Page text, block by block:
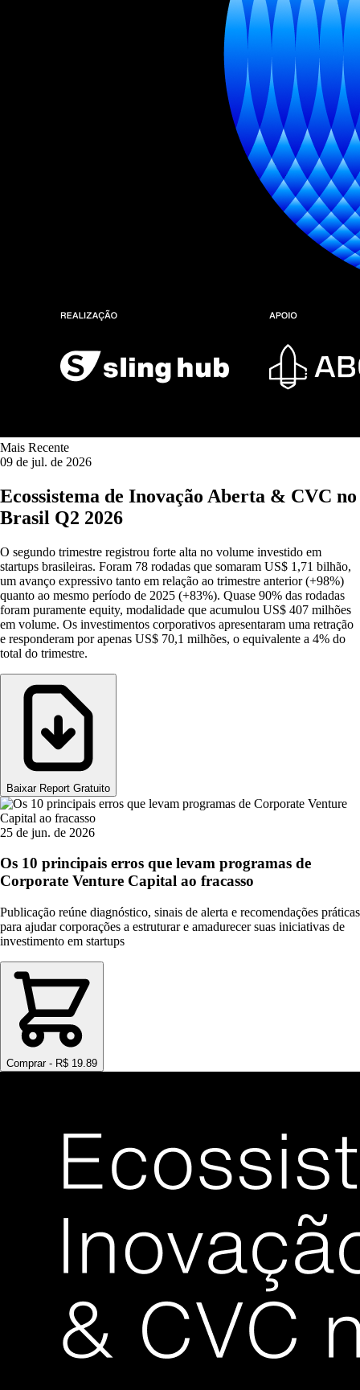
Mais Recente
09 de jul. de 2026
Ecossistema de Inovação Aberta & CVC no
Brasil Q2 2026
O segundo trimestre registrou forte alta no volume investido em
startups brasileiras. Foram 78 rodadas que somaram US$ 1,71 bilhão,
um avanço expressivo tanto em relação ao trimestre anterior (+98%)
quanto ao mesmo período de 2025 (+83%). Quase 90% das rodadas
foram puramente equity, modalidade que acumulou US$ 407 milhões
em volume. Os investimentos corporativos apresentaram uma retração
e responderam por apenas US$ 70,1 milhões, o equivalente a 4% do
total do trimestre.
Baixar Report Gratuito
25 de jun. de 2026
Os 10 principais erros que levam programas de
Corporate Venture Capital ao fracasso
Publicação reúne diagnóstico, sinais de alerta e recomendações práticas
para ajudar corporações a estruturar e amadurecer suas iniciativas de
investimento em startups
Comprar - R$ 19.89